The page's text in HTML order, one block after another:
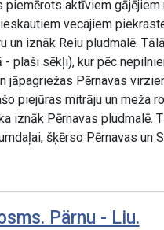
aktīviem
vecajiem
un iznāk Reiu pludmalē.
- plaši sēkļi), kur pēc
jāpagriežas Pērnavas
piejūras mitrāju un meža
iznāk Pērnavas pludmalē.
šķērso Pērnavas un
Pärnu - Liu.